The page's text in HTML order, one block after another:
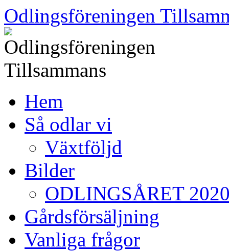
Skip
to
content
Odlingsföreningen
Hem
Så odlar vi
Växtföljd
Bilder
ODLINGSÅRET
Gårdsförsäljning
Vanliga frågor